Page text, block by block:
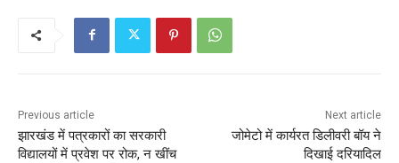
Previous article
झारखंड में पत्रकारों का सरकारी
विद्यालयों में प्रवेश पर रोक, न खींच
Next article
जोमेटो में कार्यरत डिलीवरी बॉय ने
दिखाई दरियादिल